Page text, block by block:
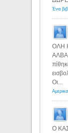
ΟΛΗ
Οι...
Ο